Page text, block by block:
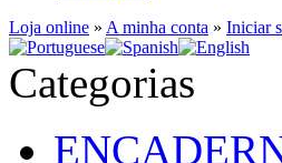
Loja online » A minha conta » Iniciar
Categorias